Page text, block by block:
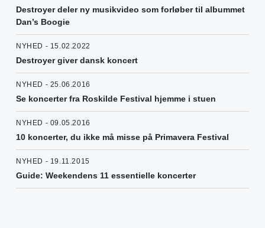
Destroyer deler ny musikvideo som forløber til albummet
Dan’s Boogie
NYHED - 15.02.2022
Destroyer giver dansk koncert
NYHED - 25.06.2016
Se koncerter fra Roskilde Festival hjemme i stuen
NYHED - 09.05.2016
10 koncerter, du ikke må misse på Primavera Festival
NYHED - 19.11.2015
Guide: Weekendens 11 essentielle koncerter